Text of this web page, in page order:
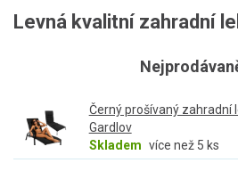
Levná kvalitní zahradní
Černý prošívaný zahradní
Gardlov
Skladem více než 5 ks